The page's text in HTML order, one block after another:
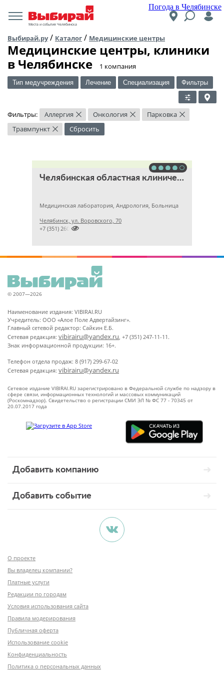
Погода в Челябинске
Места и события Челябинска
Выбирай.ру/ Каталог / Медицинские центры
Медицинские центры, клиники
в Челябинске
​1 компания
Тип медучреждения Лечение Специализация Фильтры
Фильтры: Аллергия × Онкология × Парковка ×
Травмпункт × Сбросить
Челябинская областная клиническая больница
Медицинская лаборатория, Андрология, Больница
Челябинск, ул. Воровского, 70

+7 (351) 2609824
© 2007—2026
Наименование издания: VIBIRAI.RU
Учредитель: ООО «Алое Поле Адвертайзинг».
Главный сетевой редактор: Сайкин Е.Б.
Сетевая редакция: vibirairu@yandex.ru, +7 (351) 247-11-11.
Знак информационной продукции: 16+.
Телефон отдела продаж: 8 (917) 299-67-02
Сетевая редакция: vibirairu@yandex.ru
Сетевое издание VIBIRAI.RU зарегистрировано в Федеральной службе по надзору в
сфере связи, информационных технологий и массовых коммуникаций
(Роскомнадзор). Свидетельство о регистрации СМИ ЭЛ № ФС 77 - 70345 от
20.07.2017 года
Добавить компанию
Добавить событие
О проекте
Вы владелец компании?
Платные услуги
Редакции по городам
Условия использования сайта
Правила модерирования
Публичная оферта
Использование cookie
Конфиденциальность
Политика о персональных данных